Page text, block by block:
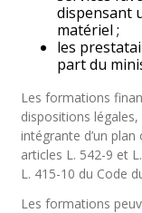
dispensant
matériel ;
les
part du
Les formations
dispositions
intégrante d’un
articles L. 542-9 et
L. 415-10 du Code
Les formations